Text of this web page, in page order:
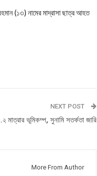
(১৩) নামের মাদ্রাসা ছাত্র আহত
NEXT POST
মাত্রার ভূমিকম্প, সুনামি সতর্কতা জারি
More From Author